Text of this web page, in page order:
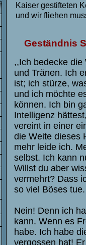
Kaiser gestifteten
und wir fliehen
Geständnis
,,Ich bedecke
und Tränen. Ich
ist; ich stürze,
und ich möchte
können. Ich bin
Intelligenz
vereint in einer
die Weite dieses
mehr leide ich.
selbst. Ich kann
Willst du aber
vermehrt? Dass
so viel Böses
Nein! Denn ich
kann. Wenn es
habe. Ich habe
vergossen hat!